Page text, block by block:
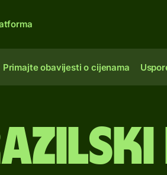
Primajte obavijesti o cijenama